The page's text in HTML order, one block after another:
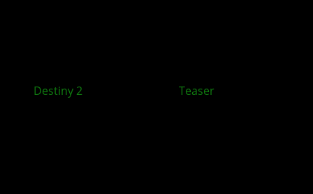
Destiny 2 Teaser